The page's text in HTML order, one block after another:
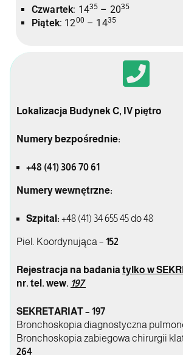
Czwartek: 1435 – 2035
Piątek: 1200 – 1435
Lokalizacja Budynek C, IV piętro
Numery bezpośrednie:
+48 (41) 306 70 61
Numery wewnętrzne:
Szpital: +48 (41) 34 655 45 do 48
Piel. Koordynująca – 152
Rejestracja na badania tylko w
nr. tel. wew. 197
SEKRETARIAT– 197
Bronchoskopia diagnostyczna
Bronchoskopia zabiegowa chirurgii
264